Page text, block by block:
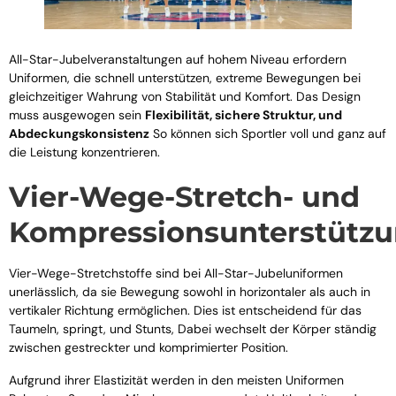
All-Star-Jubelveranstaltungen auf hohem Niveau erfordern
Uniformen, die schnell unterstützen, extreme Bewegungen bei
gleichzeitiger Wahrung von Stabilität und Komfort. Das Design
muss ausgewogen sein Flexibilität, sichere Struktur, und
Abdeckungskonsistenz So können sich Sportler voll und ganz auf
die Leistung konzentrieren.
Vier-Wege-Stretch- und
Vier-Wege-Stretchstoffe sind bei All-Star-Jubeluniformen
unerlässlich, da sie Bewegung sowohl in horizontaler als auch in
vertikaler Richtung ermöglichen. Dies ist entscheidend für das
Taumeln, springt, und Stunts, Dabei wechselt der Körper ständig
zwischen gestreckter und komprimierter Position.
Aufgrund ihrer Elastizität werden in den meisten Uniformen